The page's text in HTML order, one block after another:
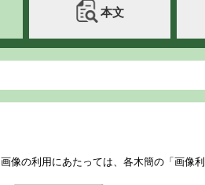
本文
画像の利用にあたっては、各木簡の「画像